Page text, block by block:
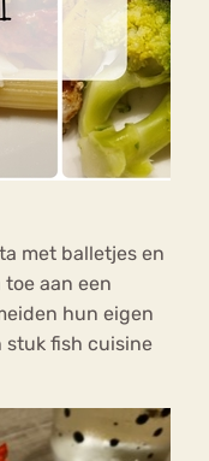
met balletjes en
toe aan een
hun eigen
stuk fish cuisine